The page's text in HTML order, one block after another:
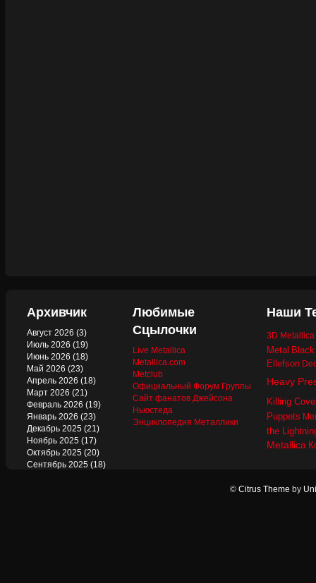
Архивчик
Август 2026 (3)
Июль 2026 (19)
Июнь 2026 (18)
Май 2026 (23)
Апрель 2026 (18)
Март 2026 (21)
Февраль 2026 (19)
Январь 2026 (23)
Декабрь 2025 (21)
Ноябрь 2025 (17)
Октябрь 2025 (20)
Сентябрь 2025 (18)
Любимые
Сцылочки
Live Metallica
Metallica.com
Metclub
Официальный Форум Группы
Сайт фанатов Джейсона
Ньюстеда
Энциклопедия Металлики
Наши
3D
Metal
Ellefson
Heavy
Killing
Puppets
the
Metallica
© Citrus Theme by